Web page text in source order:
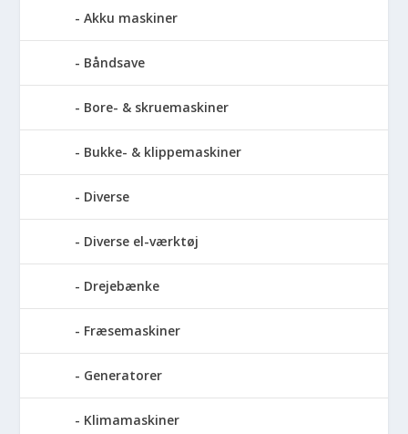
Akku maskiner
Båndsave
Bore- & skruemaskiner
Bukke- & klippemaskiner
Diverse
Diverse el-værktøj
Drejebænke
Fræsemaskiner
Generatorer
Klimamaskiner